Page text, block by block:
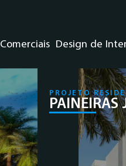
Comerciais Design de
PROJETO
PAINEIRAS